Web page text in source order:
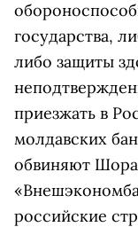
государства,
либо защиты
приезжать в
молдавских
обвиняют
российские